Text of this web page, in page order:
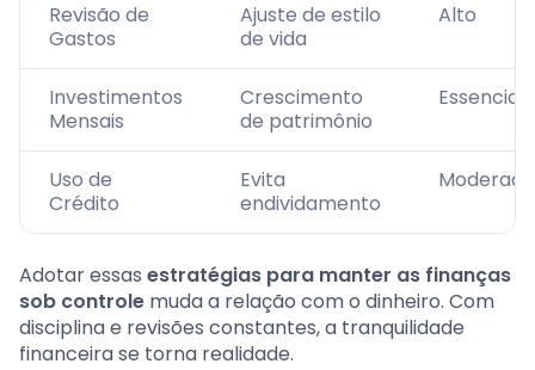
Revisão de
Gastos
Ajuste de estilo
de vida
Alto
Investimentos
Mensais
Crescimento
de patrimônio
Essencial
Uso de
Crédito
Evita
endividamento
Moderado
Adotar essas estratégias para manter as finanças
sob controle muda a relação com o dinheiro. Com
disciplina e revisões constantes, a tranquilidade
financeira se torna realidade.